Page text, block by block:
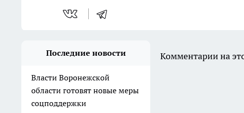
Последние новости
Власти Воронежской
области готовят новые меры
соцподдержки
Комментарии на